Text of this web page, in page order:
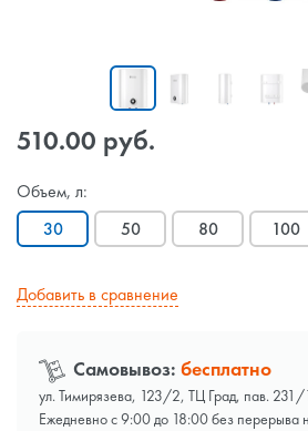
510.00 руб.
Объем, л:
30
50 80 100
Добавить в сравнение
Самовывоз: бесплатно
ул. Тимирязева, 123/2, ТЦ Град, пав. 231/
Ежедневно с 9:00 до 18:00 без перерыва